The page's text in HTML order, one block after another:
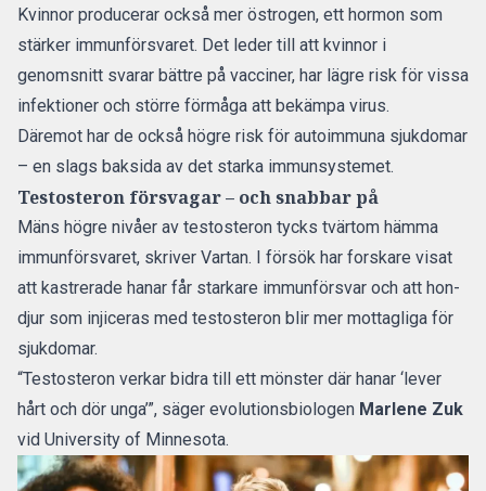
Kvinnor producerar också mer östrogen, ett hormon som
stärker immunförsvaret. Det leder till att kvinnor i
genomsnitt svarar bättre på vacciner, har lägre risk för vissa
infektioner och större förmåga att bekämpa virus.
Däremot har de också högre risk för autoimmuna sjukdomar
– en slags baksida av det starka immunsystemet.
Testosteron försvagar – och snabbar på
Mäns högre nivåer av testosteron tycks tvärtom hämma
immunförsvaret, skriver Vartan. I försök har forskare visat
att kastrerade hanar får starkare immunförsvar och att hon-
djur som injiceras med testosteron blir mer mottagliga för
sjukdomar.
“Testosteron verkar bidra till ett mönster där hanar ‘lever
hårt och dör unga’”, säger evolutionsbiologen Marlene Zuk
vid University of Minnesota.